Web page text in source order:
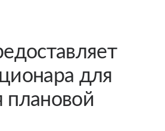
для
плановой